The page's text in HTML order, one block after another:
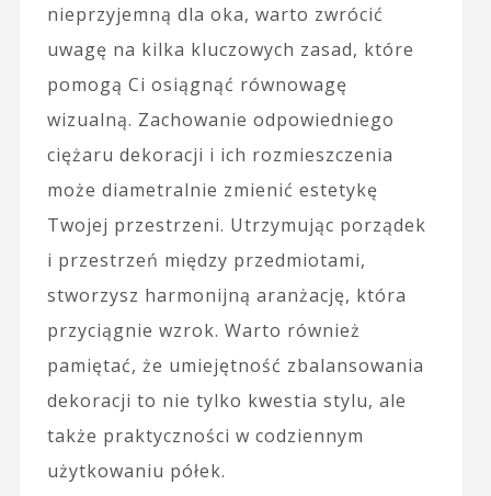
nieprzyjemną dla oka, warto zwrócić
uwagę na kilka kluczowych zasad, które
pomogą Ci osiągnąć równowagę
wizualną. Zachowanie odpowiedniego
ciężaru dekoracji i ich rozmieszczenia
może diametralnie zmienić estetykę
Twojej przestrzeni. Utrzymując porządek
i przestrzeń między przedmiotami,
stworzysz harmonijną aranżację, która
przyciągnie wzrok. Warto również
pamiętać, że umiejętność zbalansowania
dekoracji to nie tylko kwestia stylu, ale
także praktyczności w codziennym
użytkowaniu półek.